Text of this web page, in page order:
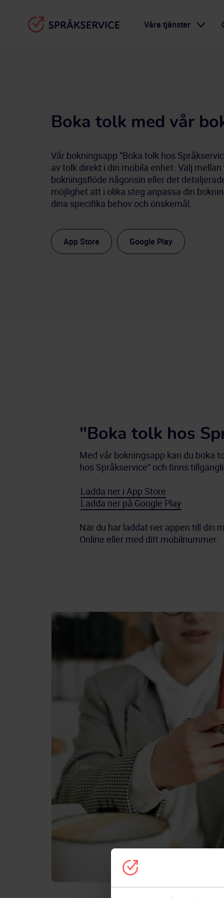
Våra tjänster
Boka tolk med vår
Vår bokningsapp ”Boka tolk hos
av tolk direkt i din mobila enhet. Välj
bokningsflöde någonsin eller det
möjlighet att i olika steg anpassa din
dina specifika behov och önskemål.
App Store Google Play
"Boka tolk hos
Med vår bokningsapp kan du boka
hos Språkservice” och finns
Ladda ner i App Store
Ladda ner på Google Play
När du har laddat ner appen till din
Online eller med ditt mobilnummer.